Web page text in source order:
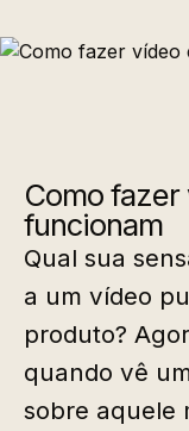
Como fazer
funcionam
Qual sua
a um vídeo
produto?
quando vê
sobre aquele